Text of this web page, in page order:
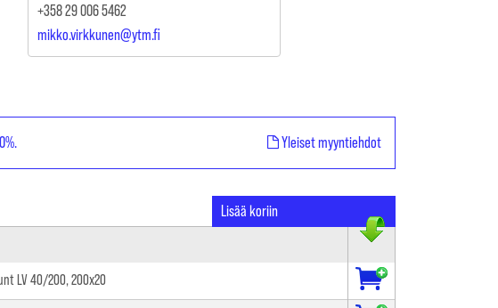
+358 29 006 5462
mikko.virkkunen@ytm.fi
Yleiset myyntiehdot
Lisää koriin
LV 40/200, 200x20